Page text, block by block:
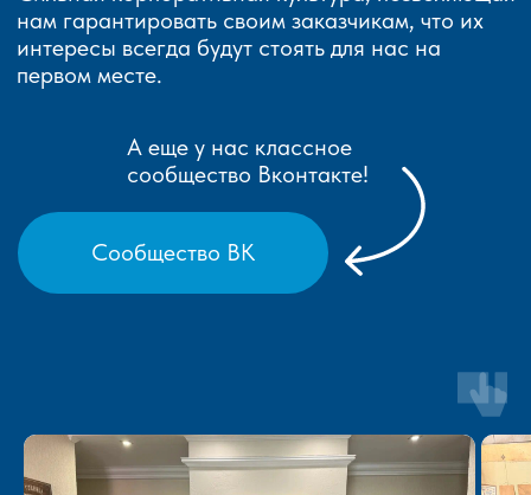
А еще у нас классное
сообщество Вконтакте!
нам гарантировать своим заказчикам, что их
интересы всегда будут стоять для нас на
первом месте.
Сообщество ВК